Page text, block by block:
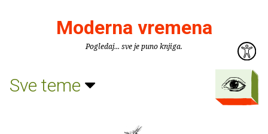
Moderna vremena
Pogledaj... sve je puno knjiga.
Sve teme